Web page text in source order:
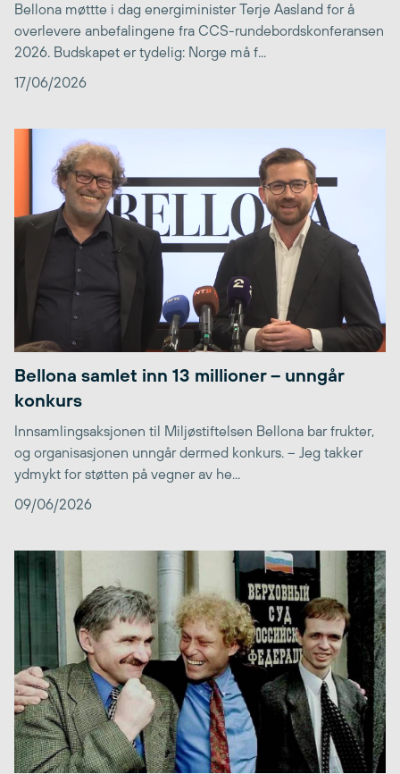
Bellona møttte i dag energiminister Terje Aasland for å
overlevere anbefalingene fra CCS-rundebordskonferansen
2026. Budskapet er tydelig: Norge må f...
17/06/2026
Bellona samlet inn 13 millioner – unngår
konkurs
Innsamlingsaksjonen til Miljøstiftelsen Bellona bar frukter,
og organisasjonen unngår dermed konkurs. – Jeg takker
ydmykt for støtten på vegner av he...
09/06/2026